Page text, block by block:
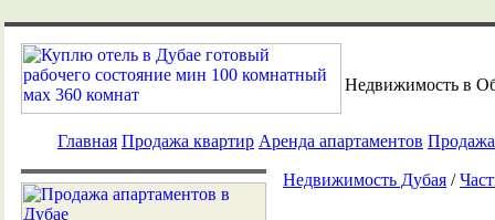
Недвижимость в
Главная Продажа квартир Аренда апартаментов
Недвижимость Дубая /